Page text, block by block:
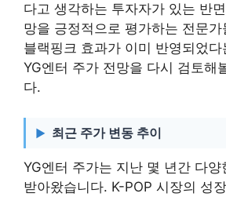
다고 생각하는 투자자가 있는 반
망을 긍정적으로 평가하는 전문
블랙핑크 효과가 이미 반영되었
YG엔터 주가 전망을 다시 검토해
다.
최근 주가 변동 추이
YG엔터 주가는 지난 몇 년간 다양
받아왔습니다. K-POP 시장의 성